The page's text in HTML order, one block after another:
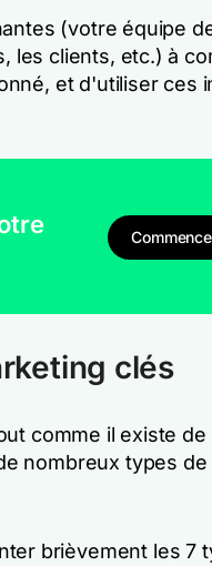
(votre équipe
les clients, etc.) à
et d'utiliser ces
clés
comme il existe
nombreux types
brièvement les 7